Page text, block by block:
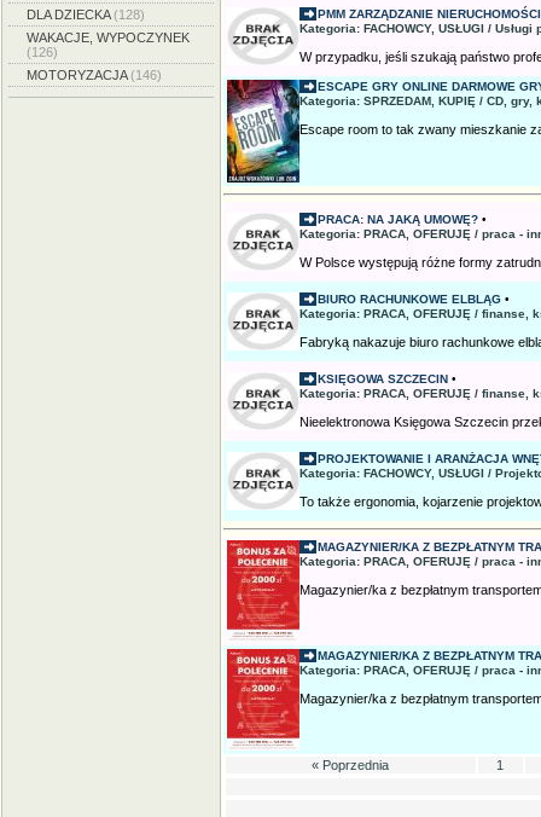
DLA DZIECKA(128)
WAKACJE, WYPOCZYNEK
(126)
MOTORYZACJA(146)
PMM ZARZĄDZANIE
Kategoria: FACHOWCY, USŁUGI / Usługi
W przypadku, jeśli szukają państwo
ESCAPE GRY ONLINE DARMOWE
Kategoria: SPRZEDAM, KUPIĘ / CD, gry,
Escape room to tak zwany mieszkanie
PRACA: NA JAKĄ UMOWĘ? •
Kategoria: PRACA, OFERUJĘ / praca -
W Polsce występują różne formy
BIURO RACHUNKOWE ELBLĄG •
Kategoria: PRACA, OFERUJĘ / finanse,
Fabryką nakazuje biuro rachunkowe
KSIĘGOWA SZCZECIN •
Kategoria: PRACA, OFERUJĘ / finanse,
Nieelektronowa Księgowa Szczecin
PROJEKTOWANIE I ARANŻACJA
Kategoria: FACHOWCY, USŁUGI /
To także ergonomia, kojarzenie
MAGAZYNIER/KA Z BEZPŁATNYM
Kategoria: PRACA, OFERUJĘ / praca -
Magazynier/ka z bezpłatnym
MAGAZYNIER/KA Z BEZPŁATNYM
Kategoria: PRACA, OFERUJĘ / praca -
Magazynier/ka z bezpłatnym
« Poprzednia 1